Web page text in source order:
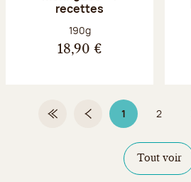
recettes
Poids net :
190g
18,90 €
Première pagePage précédente
1Page 1 sur 9
Page
2
Tout voir